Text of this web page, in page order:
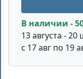
В наличии -
13 августа - 20
с 17 авг по 19